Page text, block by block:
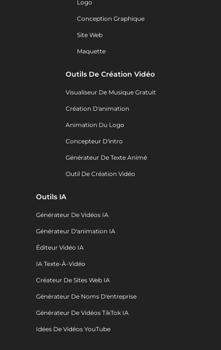
Logo
Conception Graphique
Site Web
Maquette
Outils De Création Vidéo
Visualiseur De Musique Gratuit
Création D'animation
Animation Du Logo
Concepteur D'intro
Générateur De Texte Animé
Outil De Création Vidéo
Outils IA
Générateur De Vidéos IA
Générateur D'animation IA
Éditeur Vidéo IA
IA Texte-À-Vidéo
Créateur De Sites Web IA
Générateur De Noms D'entreprise
Générateur De Vidéos TikTok IA
Idées De Vidéos YouTube